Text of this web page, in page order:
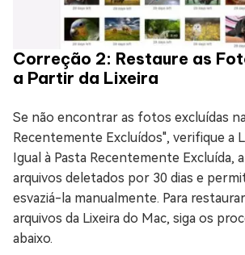
Correção 2: Restaure as
a Partir da Lixeira
Se não encontrar as fotos excluídas
Recentemente Excluídos", verifique a
Igual à Pasta Recentemente Excluída,
arquivos deletados por 30 dias e
esvaziá-la manualmente. Para
arquivos da Lixeira do Mac, siga os
abaixo.